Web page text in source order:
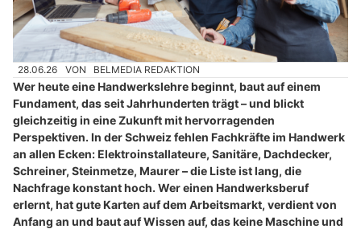
28.06.26 VON BELMEDIA REDAKTION
Wer heute eine Handwerkslehre beginnt, baut auf einem
Fundament, das seit Jahrhunderten trägt – und blickt
gleichzeitig in eine Zukunft mit hervorragenden
Perspektiven. In der Schweiz fehlen Fachkräfte im Handwerk
an allen Ecken: Elektroinstallateure, Sanitäre, Dachdecker,
Schreiner, Steinmetze, Maurer – die Liste ist lang, die
Nachfrage konstant hoch. Wer einen Handwerksberuf
erlernt, hat gute Karten auf dem Arbeitsmarkt, verdient von
Anfang an und baut auf Wissen auf, das keine Maschine und